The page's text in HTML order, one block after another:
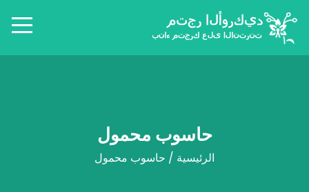
إلى
المحتوى
حاسوب محمول
الرئيسية / حاسوب محمول